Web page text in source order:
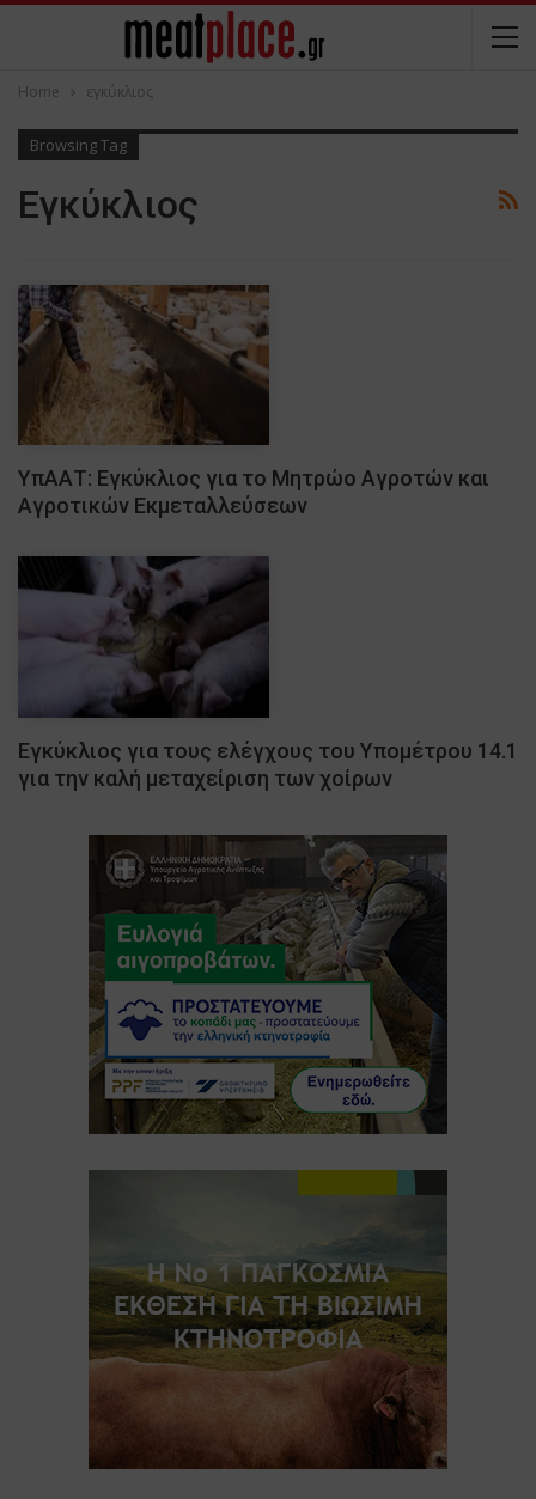
Home εγκύκλιος
Browsing Tag
Εγκύκλιος
ΥπΑΑΤ: Εγκύκλιος για το Μητρώο Αγροτών και
Αγροτικών Εκμεταλλεύσεων
Εγκύκλιος για τους ελέγχους του Υπομέτρου 14.1
για την καλή μεταχείριση των χοίρων